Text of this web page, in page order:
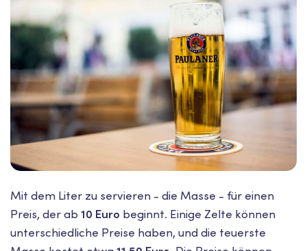
Mit dem Liter zu servieren - die Masse - für einen
Preis, der ab 10 Euro beginnt. Einige Zelte können
unterschiedliche Preise haben, und die teuerste